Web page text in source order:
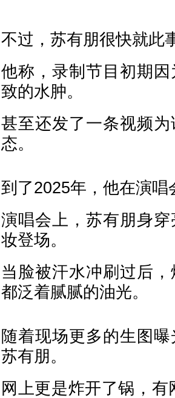
不过，苏有朋很快就此
他称，录制节目初期
致的水肿。
甚至还发了一条视频
态。
到了2025年，他在演
演唱会上，苏有朋身
妆登场。
当脸被汗水冲刷过后
都泛着腻腻的油光。
随着现场更多的生图
苏有朋。
网上更是炸开了锅，